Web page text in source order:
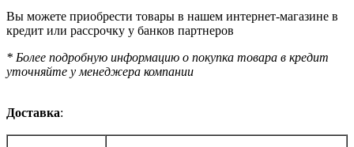
Вы можете приобрести товары в нашем интернет-магазине в
кредит или рассрочку у банков партнеров
* Более подробную информацию о покупка товара в кредит
уточняйте у менеджера компании
Доставка: